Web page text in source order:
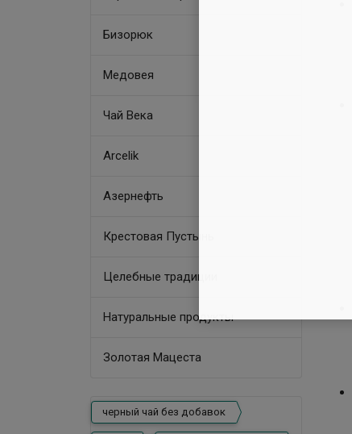
Бизорюк
Медовея
Чай Века
Arcelik
Азернефть
Крестовая Пустынь
Целебные традиции
Натуральные продукты
Золотая Мацеста
черный чай без добавок